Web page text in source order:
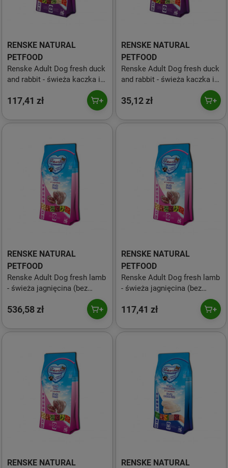
RENSKE NATURAL
PETFOOD
Renske Adult Dog fresh duck
and rabbit - świeża kaczka i
117,41 zł
RENSKE NATURAL
PETFOOD
Renske Adult Dog fresh duck
and rabbit - świeża kaczka i
35,12 zł
RENSKE NATURAL
PETFOOD
Renske Adult Dog fresh lamb
- świeża jagnięcina (bez
536,58 zł
RENSKE NATURAL
PETFOOD
Renske Adult Dog fresh lamb
- świeża jagnięcina (bez
117,41 zł
RENSKE NATURAL
RENSKE NATURAL